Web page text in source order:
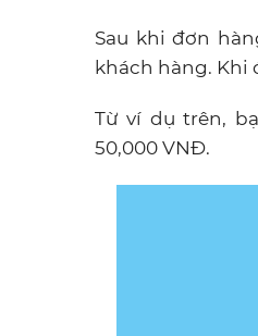
Sau khi đơn
khách hàng. Khi
Từ ví dụ trên,
50,000 VNĐ.